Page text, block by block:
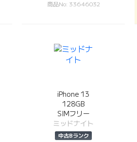
商品No: 33646032
iPhone 13
128GB
SIMフリー
ミッドナイト
中古Bランク